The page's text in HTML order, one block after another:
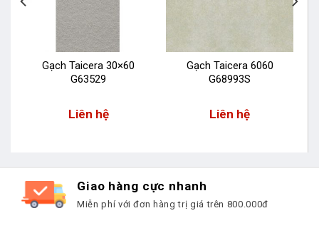
Gạch Taicera 30×60
G63529
Liên hệ
Gạch Taicera 6060
G68993S
Liên hệ
Giao hàng cực nhanh
Miễn phí với đơn hàng trị giá trên 800.000đ